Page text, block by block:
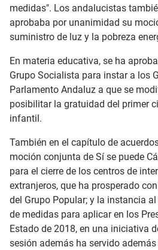
medidas". Los andalucistas
aprobaba por unanimidad su
suministro de luz y la pobreza
En materia educativa, se ha
Grupo Socialista para instar a los
Parlamento Andaluz a que se
posibilitar la gratuidad del primer
infantil.
También en el capítulo de
moción conjunta de Sí se puede
para el cierre de los centros de
extranjeros, que ha prosperado
del Grupo Popular; y la instancia
de medidas para aplicar en los
Estado de 2018, en una iniciativa
sesión además ha servido